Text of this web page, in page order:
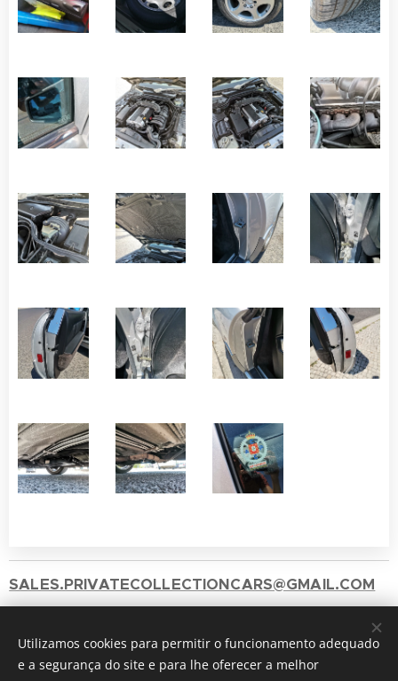
SALES.PRIVATECOLLECTIONCARS@GMAIL.COM
+351 912417060 ( Chamada para a rede móvel
nacional)
Utilizamos cookies para permitir o funcionamento adequado
e a segurança do site e para lhe oferecer a melhor